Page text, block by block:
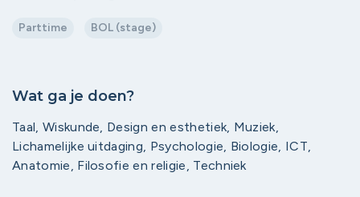
Parttime BOL (stage)
Wat ga je doen?
Taal, Wiskunde, Design en esthetiek, Muziek,
Lichamelijke uitdaging, Psychologie, Biologie, ICT,
Anatomie, Filosofie en religie, Techniek